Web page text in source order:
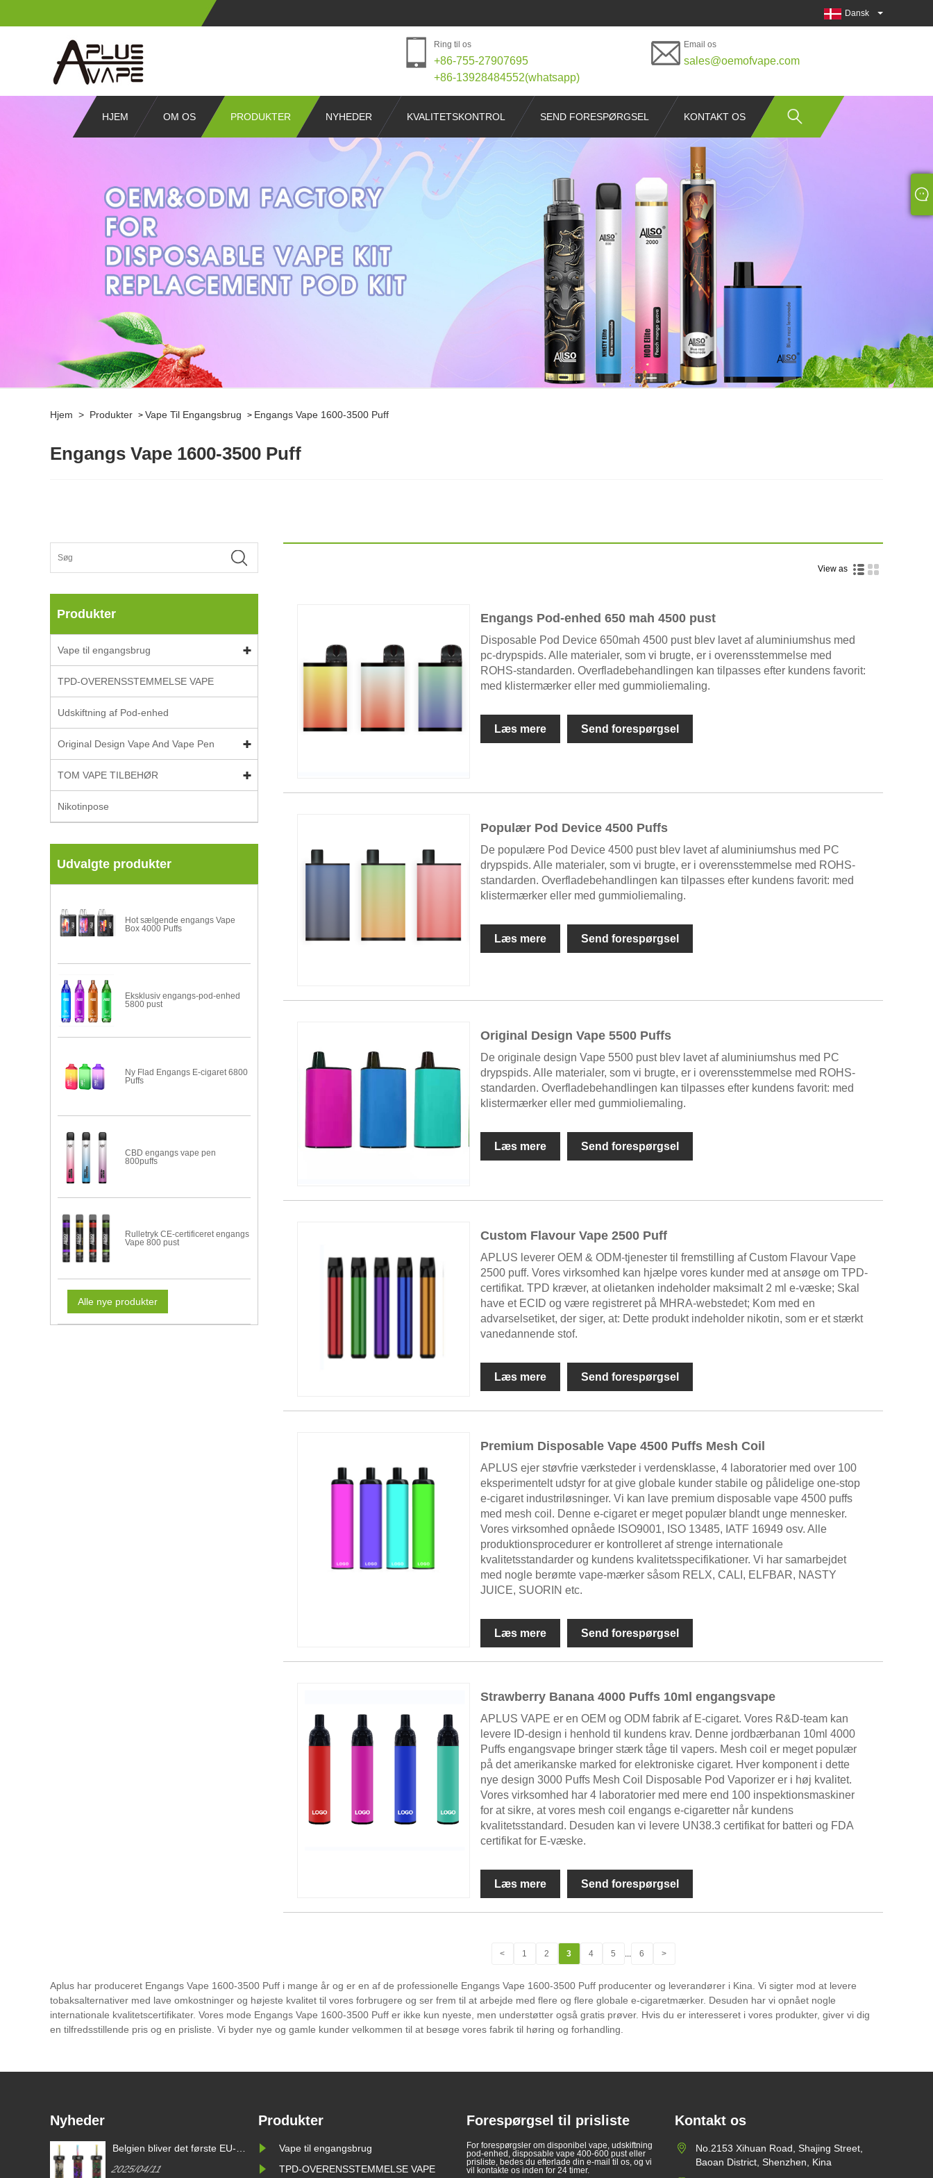
Dansk
Ring til os
+86-755-27907695
+86-13928484552(whatsapp)
Email os
sales@oemofvape.com
HJEM OM OS PRODUKTER NYHEDER KVALITETSKONTROL SEND FORESPØRGSEL KONTAKT OS
Hjem > Produkter > Vape Til Engangsbrug > Engangs Vape 1600-3500 Puff
Engangs Vape 1600-3500 Puff
Produkter
Vape til engangsbrug
TPD-OVERENSSTEMMELSE VAPE
Udskiftning af Pod-enhed
Original Design Vape And Vape Pen
TOM VAPE TILBEHØR
Nikotinpose
Udvalgte produkter
Hot sælgende engangs Vape
Box 4000 Puffs
Eksklusiv engangs-pod-enhed
5800 pust
Ny Flad Engangs E-cigaret 6800
Puffs
CBD engangs vape pen
800puffs
Rulletryk CE-certificeret engangs
Vape 800 pust
Alle nye produkter
View as
Engangs Pod-enhed 650 mah 4500 pust
Disposable Pod Device 650mah 4500 pust blev lavet af aluminiumshus med
pc-drypspids. Alle materialer, som vi brugte, er i overensstemmelse med
ROHS-standarden. Overfladebehandlingen kan tilpasses efter kundens favorit:
med klistermærker eller med gummioliemaling.
Læs mere Send forespørgsel
Populær Pod Device 4500 Puffs
De populære Pod Device 4500 pust blev lavet af aluminiumshus med PC
drypspids. Alle materialer, som vi brugte, er i overensstemmelse med ROHS-
standarden. Overfladebehandlingen kan tilpasses efter kundens favorit: med
klistermærker eller med gummioliemaling.
Læs mere Send forespørgsel
Original Design Vape 5500 Puffs
De originale design Vape 5500 pust blev lavet af aluminiumshus med PC
drypspids. Alle materialer, som vi brugte, er i overensstemmelse med ROHS-
standarden. Overfladebehandlingen kan tilpasses efter kundens favorit: med
klistermærker eller med gummioliemaling.
Læs mere Send forespørgsel
Custom Flavour Vape 2500 Puff
APLUS leverer OEM & ODM-tjenester til fremstilling af Custom Flavour Vape
2500 puff. Vores virksomhed kan hjælpe vores kunder med at ansøge om TPD-
certifikat. TPD kræver, at olietanken indeholder maksimalt 2 ml e-væske; Skal
have et ECID og være registreret på MHRA-webstedet; Kom med en
advarselsetiket, der siger, at: Dette produkt indeholder nikotin, som er et stærkt
vanedannende stof.
Læs mere Send forespørgsel
Premium Disposable Vape 4500 Puffs Mesh Coil
APLUS ejer støvfrie værksteder i verdensklasse, 4 laboratorier med over 100
eksperimentelt udstyr for at give globale kunder stabile og pålidelige one-stop
e-cigaret industriløsninger. Vi kan lave premium disposable vape 4500 puffs
med mesh coil. Denne e-cigaret er meget populær blandt unge mennesker.
Vores virksomhed opnåede ISO9001, ISO 13485, IATF 16949 osv. Alle
produktionsprocedurer er kontrolleret af strenge internationale
kvalitetsstandarder og kundens kvalitetsspecifikationer. Vi har samarbejdet
med nogle berømte vape-mærker såsom RELX, CALI, ELFBAR, NASTY
JUICE, SUORIN etc.
Læs mere Send forespørgsel
Strawberry Banana 4000 Puffs 10ml engangsvape
APLUS VAPE er en OEM og ODM fabrik af E-cigaret. Vores R&D-team kan
levere ID-design i henhold til kundens krav. Denne jordbærbanan 10ml 4000
Puffs engangsvape bringer stærk tåge til vapers. Mesh coil er meget populær
på det amerikanske marked for elektroniske cigaret. Hver komponent i dette
nye design 3000 Puffs Mesh Coil Disposable Pod Vaporizer er i høj kvalitet.
Vores virksomhed har 4 laboratorier med mere end 100 inspektionsmaskiner
for at sikre, at vores mesh coil engangs e-cigaretter når kundens
kvalitetsstandard. Desuden kan vi levere UN38.3 certifikat for batteri og FDA
certifikat for E-væske.
Læs mere Send forespørgsel
< 1 2 3 4 5 ... 6 >
Aplus har produceret Engangs Vape 1600-3500 Puff i mange år og er en af ​​de professionelle Engangs Vape 1600-3500 Puff producenter og leverandører i Kina. Vi sigter mod at levere
tobaksalternativer med lave omkostninger og højeste kvalitet til vores forbrugere og ser frem til at arbejde med flere og flere globale e-cigaretmærker. Desuden har vi opnået nogle
internationale kvalitetscertifikater. Vores mode Engangs Vape 1600-3500 Puff er ikke kun nyeste, men understøtter også gratis prøver. Hvis du er interesseret i vores produkter, giver vi dig
en tilfredsstillende pris og en prisliste. Vi byder nye og gamle kunder velkommen til at besøge vores fabrik til høring og forhandling.
Nyheder
Elektroniske cigaretter i
2025/04/11
Belgien bliver det første EU-
2025/04/11
Elektroniske cigaretter i
forskellige lande
2025/04/11
Produkter
Vape til engangsbrug
TPD-OVERENSSTEMMELSE VAPE
Forespørgsel til prisliste
For forespørgsler om disponibel vape, udskiftning
pod-enhed, disposable vape 400-600 pust eller
prisliste, bedes du efterlade din e-mail til os, og vi
vil kontakte os inden for 24 timer.
Kontakt os
No.2153 Xihuan Road, Shajing Street,
Baoan District, Shenzhen, Kina